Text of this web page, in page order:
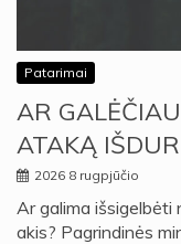
Patarimai
AR
ATAKĄ
2026 8 rugpjūčio
Ar galima išsigelbėti
akis? Pagrindinės